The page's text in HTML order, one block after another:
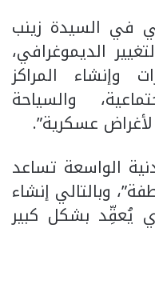
في السيدة زينب
الديموغرافي،
وإنشاء المراكز
والسياحة
عسكرية”.
الواسعة تساعد
وبالتالي إنشاء
يُعقِّد بشكل كبير